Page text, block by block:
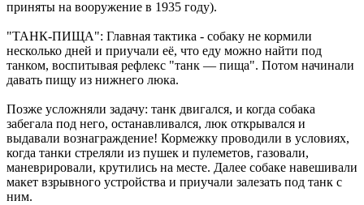
приняты на вооружение в 1935 году).
"ТАНК-ПИЩА": Главная тактика - собаку не кормили
несколько дней и приучали её, что еду можно найти под
танком, воспитывая рефлекс "танк — пища". Потом начинали
давать пищу из нижнего люка.
Позже усложняли задачу: танк двигался, и когда собака
забегала под него, останавливался, люк открывался и
выдавали вознаграждение! Кормежку проводили в условиях,
когда танки стреляли из пушек и пулеметов, газовали,
маневрировали, крутились на месте. Далее собаке навешивали
макет взрывного устройства и приучали залезать под танк с
ним.